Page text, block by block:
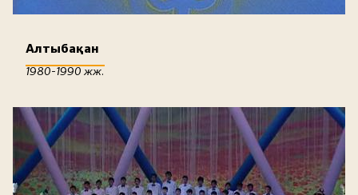
Алтыбақан
1980-1990 жж.